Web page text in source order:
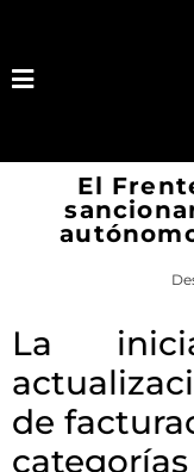
El
La
de